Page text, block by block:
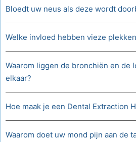
Bloedt uw neus als deze wordt
Welke invloed hebben vieze
Waarom liggen de bronchiën en de
elkaar?
Hoe maak je een Dental Extraction
Waarom doet uw mond pijn aan de